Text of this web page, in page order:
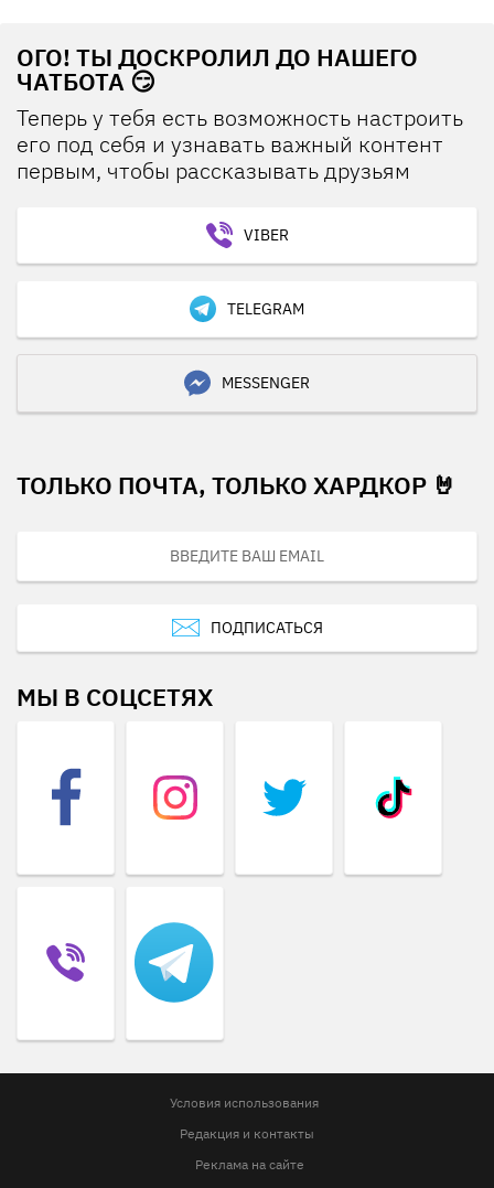
ОГО! ТЫ ДОСКРОЛИЛ ДО НАШЕГО
ЧАТБОТА 😏
Теперь у тебя есть возможность настроить
его под себя и узнавать важный контент
первым, чтобы рассказывать друзьям
VIBER
TELEGRAM
MESSENGER
ТОЛЬКО ПОЧТА, ТОЛЬКО ХАРДКОР 🤘
ПОДПИСАТЬСЯ
МЫ В СОЦСЕТЯХ
Условия использования
Редакция и контакты
Реклама на сайте